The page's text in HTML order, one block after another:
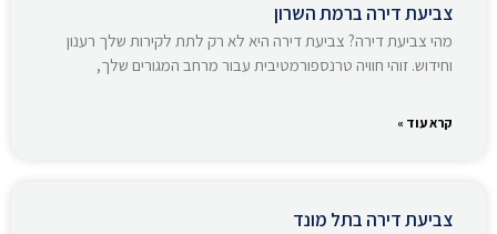
צביעת דירה ברמת השרון
מהי צביעת דירה? צביעת דירה היא לא רק לתת לקירות שלך רענון
וחידוש. זוהי חוויה טרנספורמטיבית עבור מרחב המגורים שלך,
קרא עוד »
צביעת דירה בתל מונד